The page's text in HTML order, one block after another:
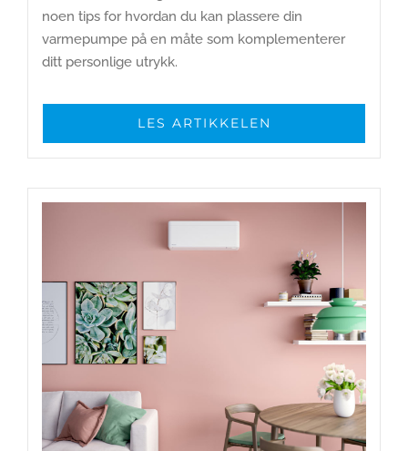
noen tips for hvordan du kan plassere din
varmepumpe på en måte som komplementerer
ditt personlige utrykk.
LES ARTIKKELEN